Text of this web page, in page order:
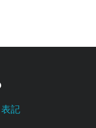
記